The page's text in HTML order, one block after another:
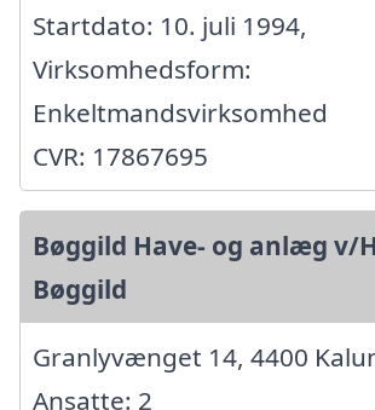
Startdato: 10. juli 1994,
Virksomhedsform:
Enkeltmandsvirksomhed
CVR: 17867695
Bøggild Have- og anlæg v/
Bøggild
Granlyvænget 14, 4400
Ansatte: 2